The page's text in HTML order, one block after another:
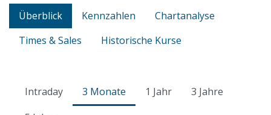
Überblick Kennzahlen
Chartanalyse
Times & Sales
Historische Kurse
Intraday 3 Monate 1 Jahr
3 Jahre